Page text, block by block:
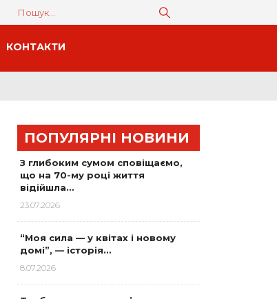
КОНТАКТИ
ПОПУЛЯРНІ НОВИНИ
З глибоким сумом сповіщаємо,
що на 70-му році життя
відійшла…
23.07.2026
“Моя сила — у квітах і новому
домі”, — історія…
8.07.2026